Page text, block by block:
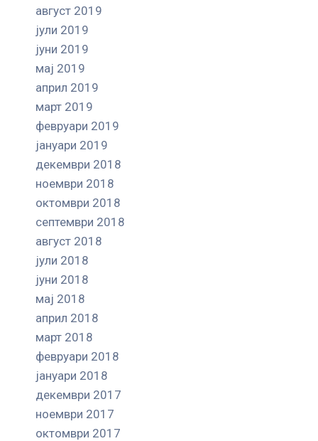
август 2019
јули 2019
јуни 2019
мај 2019
април 2019
март 2019
февруари 2019
јануари 2019
декември 2018
ноември 2018
октомври 2018
септември 2018
август 2018
јули 2018
јуни 2018
мај 2018
април 2018
март 2018
февруари 2018
јануари 2018
декември 2017
ноември 2017
октомври 2017